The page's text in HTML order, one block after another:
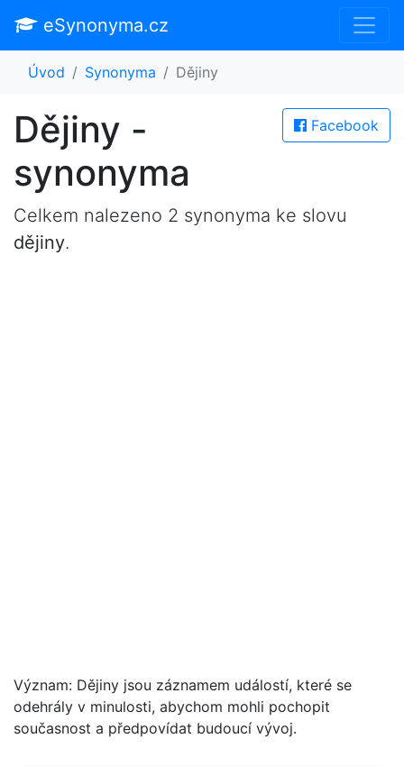
eSynonyma.cz
Úvod Synonyma Dějiny
Facebook
Dějiny -
synonyma
Celkem nalezeno 2 synonyma ke slovu
dějiny.
Význam: Dějiny jsou záznamem událostí, které se
odehrály v minulosti, abychom mohli pochopit
současnost a předpovídat budoucí vývoj.